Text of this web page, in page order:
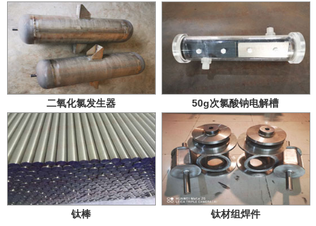
二氧化氯发生器 50g次氯酸钠电解槽
钛棒 钛材组焊件